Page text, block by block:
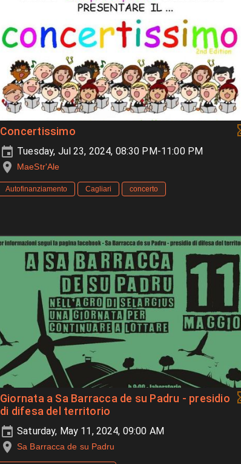
Concertissimo
Tuesday, Jul 23, 2024, 08:30 PM-11:00 PM
MaeStr'Ale
Autofinanziamento Cagliari concerto
Giornata a Sa Barracca de su Padru - presidio
di difesa del territorio
Saturday, May 11, 2024, 09:00 AM
Sa Barracca de su Padru